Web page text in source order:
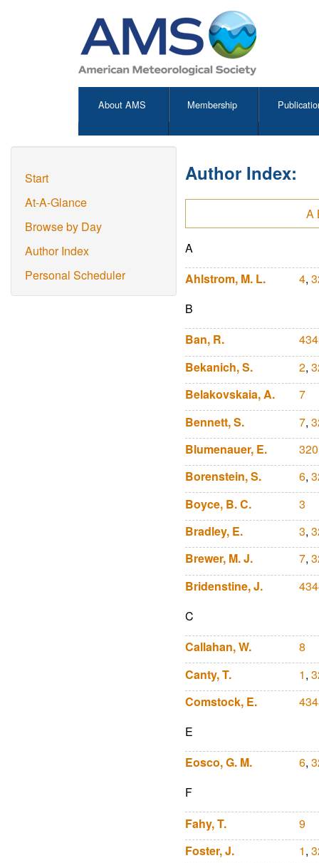
About AMS Membership
Start
At-A-Glance
Browse by Day
Author Index
Personal Scheduler
Author Index:
A
A
Ahlstrom, M. L.
4,
B
Ban, R.
Bekanich, S.
2,
Belakovskaia, A.
7
Bennett, S.
7,
Blumenauer, E.
Borenstein, S.
6,
Boyce, B. C.
3
Bradley, E.
3,
Brewer, M. J.
7,
Bridenstine, J.
C
Callahan, W.
8
Canty, T.
1,
Comstock, E.
E
Eosco, G. M.
6,
F
Fahy, T.
9
Foster, J.
1,